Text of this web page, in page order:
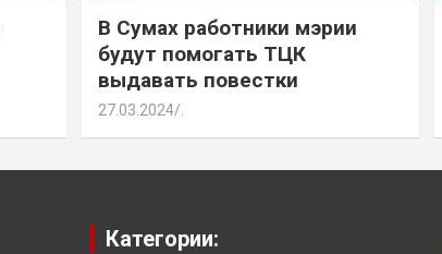
В Сумах работники мэрии
будут помогать ТЦК
выдавать повестки
27.03.2024 .
Категории: